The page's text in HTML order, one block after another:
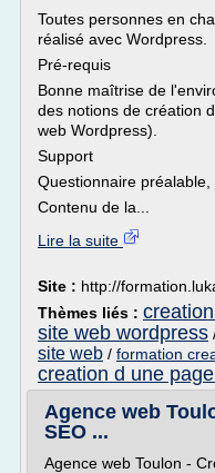
Toutes personnes en
réalisé avec Wordpress.
Pré-requis
Bonne maîtrise de
des notions de création
web Wordpress).
Support
Questionnaire préalable,
Contenu de la...
Lire la suite
Site : http://
Thèmes liés :
site web wordpress
site web / formation
creation d une
Agence web
SEO ...
Agence web Toulon -